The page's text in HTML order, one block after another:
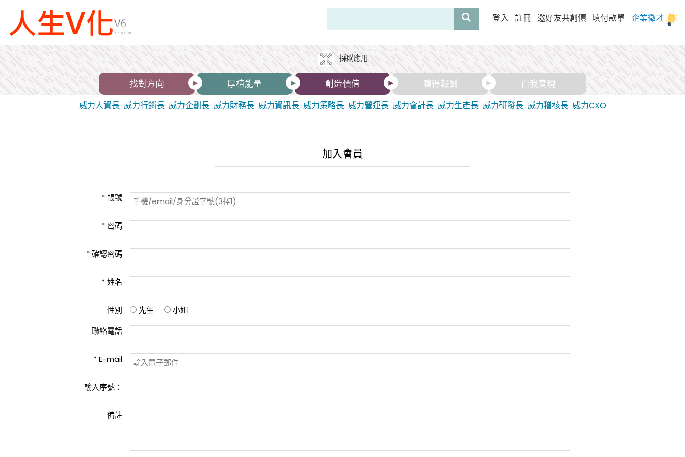
登入 註冊 邀好友共創價 填付款單 企業徵才
採購應用
找對方向 厚植能量 創造價值 獲得報酬 自我實現
威力人資長 威力行銷長 威力企劃長 威力財務長 威力資訊長 威力策略長 威力營運長 威力會計長 威力生產長 威力研發長 威力稽核長 威力CXO
加入會員
* 帳號
*密碼
*確認密碼
*姓名
性別 先生
小姐
聯絡電話
*E-mail
輸入序號：
備註